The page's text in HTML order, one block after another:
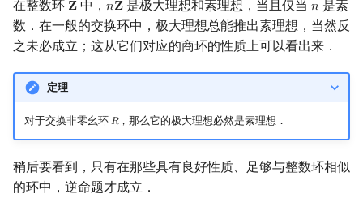
在整数环 𝐙
Z 中，𝑛𝐙
nZ 是极大理想和素理想，当且仅当𝑛
n 是素
数．在一般的交换环中，极大理想总能推出素理想，当然反
之未必成立；这从它们对应的商环的性质上可以看出来．
定理
对于交换非零幺环 𝑅
R，那么它的极大理想必然是素理想．
稍后要看到，只有在那些具有良好性质、足够与整数环相似
的环中，逆命题才成立．